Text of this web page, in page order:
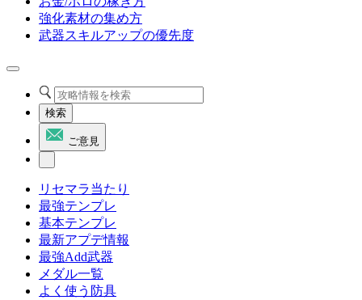
強化素材の集め方
武器スキルアップの優先度
検索
ご意見
リセマラ当たり
最強テンプレ
基本テンプレ
最新アプデ情報
最強Add武器
メダル一覧
よく使う防具